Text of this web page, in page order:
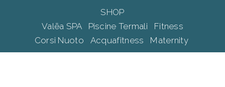
SHOP
Valēa SPA
Piscine Termali
Fitness
Corsi Nuoto
Acquafitness Maternity